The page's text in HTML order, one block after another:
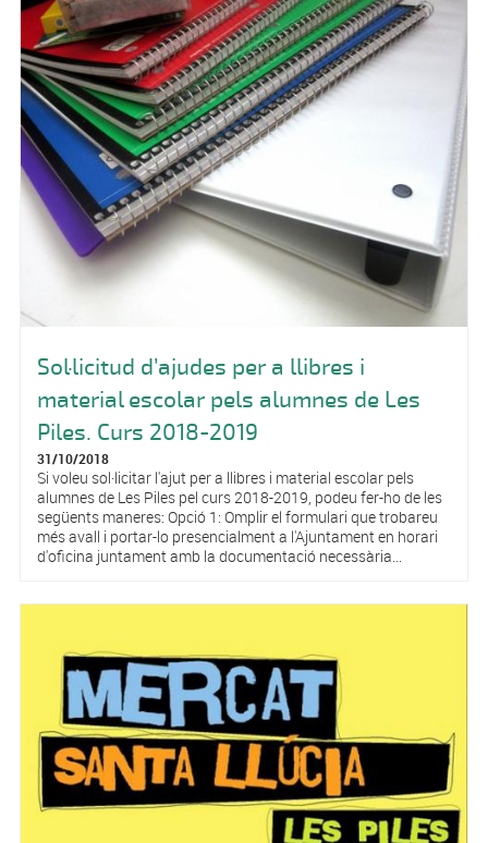
Sol·licitud d’ajudes per a llibres i
material escolar pels alumnes de Les
Piles. Curs 2018-2019
31/10/2018
Si voleu sol·licitar l'ajut per a llibres i material escolar pels
alumnes de Les Piles pel curs 2018-2019, podeu fer-ho de les
següents maneres: Opció 1: Omplir el formulari que trobareu
més avall i portar-lo presencialment a l'Ajuntament en horari
d'oficina juntament amb la documentació necessària...